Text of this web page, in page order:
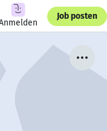
Job posten